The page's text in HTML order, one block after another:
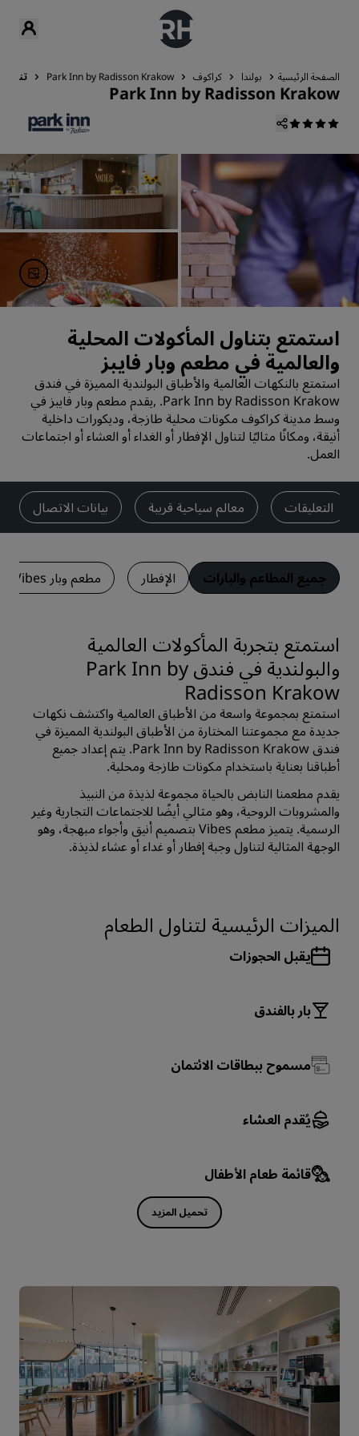
الصفحة الرئيسية بولندا كراكوف Park Inn by Radisson Krakow تناول
Park Inn by Radisson Krakow
استمتع بتناول المأكولات المحلية
والعالمية في مطعم وبار فايبز
استمتع بالنكهات العالمية والأطباق البولندية المميزة في فندق
Park Inn by Radisson Krakow. ,يقدم مطعم وبار فايبز في
وسط مدينة كراكوف مكونات محلية طازجة، وديكورات داخلية
أنيقة، ومكانًا مثاليًا لتناول الإفطار أو الغداء أو العشاء أو اجتماعات
العمل.
التعليقات معالم سياحية قريبة بيانات الاتصال
جميع المطاعم والبارات الإفطار مطعم وبار Vibes
استمتع بتجربة المأكولات العالمية
والبولندية في فندق Park Inn by
Radisson Krakow
استمتع بمجموعة واسعة من الأطباق العالمية واكتشف نكهات
جديدة مع مجموعتنا المختارة من الأطباق البولندية المميزة في
فندق Park Inn by Radisson Krakow. يتم إعداد جميع
أطباقنا بعناية باستخدام مكونات طازجة ومحلية.
يقدم مطعمنا النابض بالحياة مجموعة لذيذة من النبيذ
والمشروبات الروحية، وهو مثالي أيضًا للاجتماعات التجارية وغير
الرسمية. يتميز مطعم Vibes بتصميم أنيق وأجواء مبهجة، وهو
الوجهة المثالية لتناول وجبة إفطار أو غداء أو عشاء لذيذة.
الميزات الرئيسية لتناول الطعام
يقبل الحجوزات
بار بالفندق
مسموح ببطاقات الائتمان
يُقدم العشاء
قائمة طعام الأطفال
تحميل المزيد